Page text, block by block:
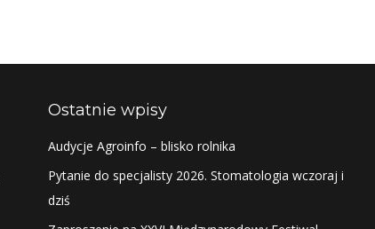
Ostatnie wpisy
Audycje Agroinfo – blisko rolnika
Pytanie do specjalisty 2026. Stomatologia wczoraj i
dziś